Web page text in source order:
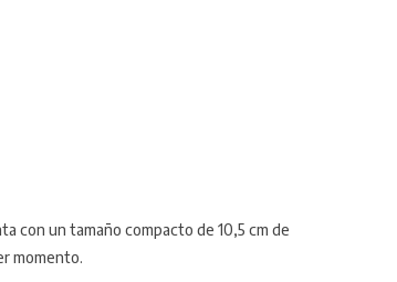
con un tamaño compacto de 10,5 cm de
momento.